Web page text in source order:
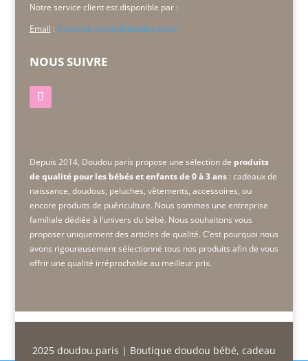
Notre service client est disponible par :
Email : service-clients@doudou.paris
NOUS SUIVRE
Depuis 2014, Doudou paris propose une sélection de produits
de qualité pour les bébés et enfants de 0 à 3 ans: cadeaux de
naissance, doudous, peluches, vêtements, accessoires, ou
encore produits de puériculture. Nous sommes une entreprise
familiale dédiée à l’univers du bébé. Nous souhaitons vous
proposer uniquement des articles de qualité. C’est pourquoi nous
avons rigoureusement sélectionné tous nos produits afin de vous
offrir une qualité irréprochable au meilleur prix.
2025 doudou.paris | Boutique doudou bébé, cadeau